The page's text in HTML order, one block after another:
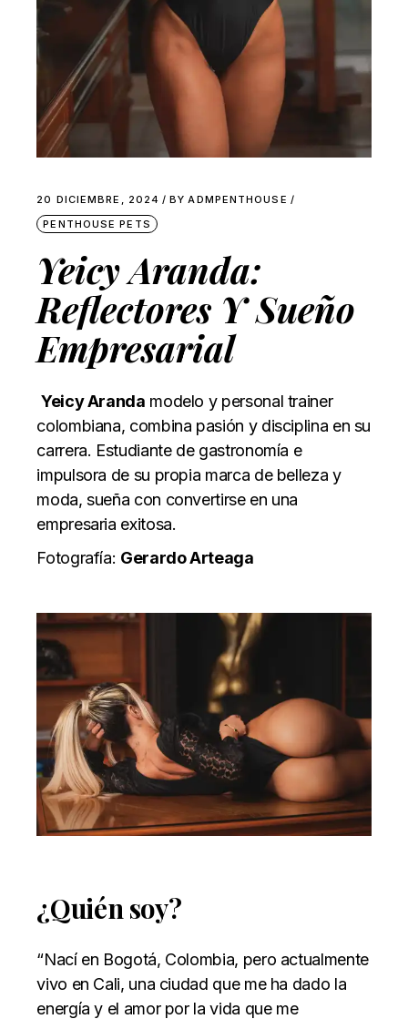
20 DICIEMBRE, 2024 BY ADMPENTHOUSE
PENTHOUSE PETS
Yeicy Aranda:
Reflectores Y Sueño
Empresarial
Yeicy Aranda modelo y personal trainer
colombiana, combina pasión y disciplina en su
carrera. Estudiante de gastronomía e
impulsora de su propia marca de belleza y
moda, sueña con convertirse en una
empresaria exitosa.
Fotografía: Gerardo Arteaga
¿Quién soy?
“Nací en Bogotá, Colombia, pero actualmente
vivo en Cali, una ciudad que me ha dado la
energía y el amor por la vida que me